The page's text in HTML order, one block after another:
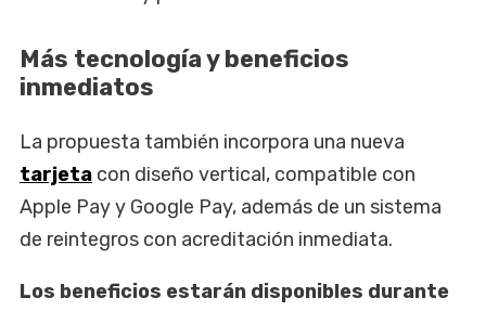
Más tecnología y beneficios
inmediatos
La propuesta también incorpora una nueva
tarjeta con diseño vertical, compatible con
Apple Pay y Google Pay, además de un sistema
de reintegros con acreditación inmediata.
Los beneficios estarán disponibles durante